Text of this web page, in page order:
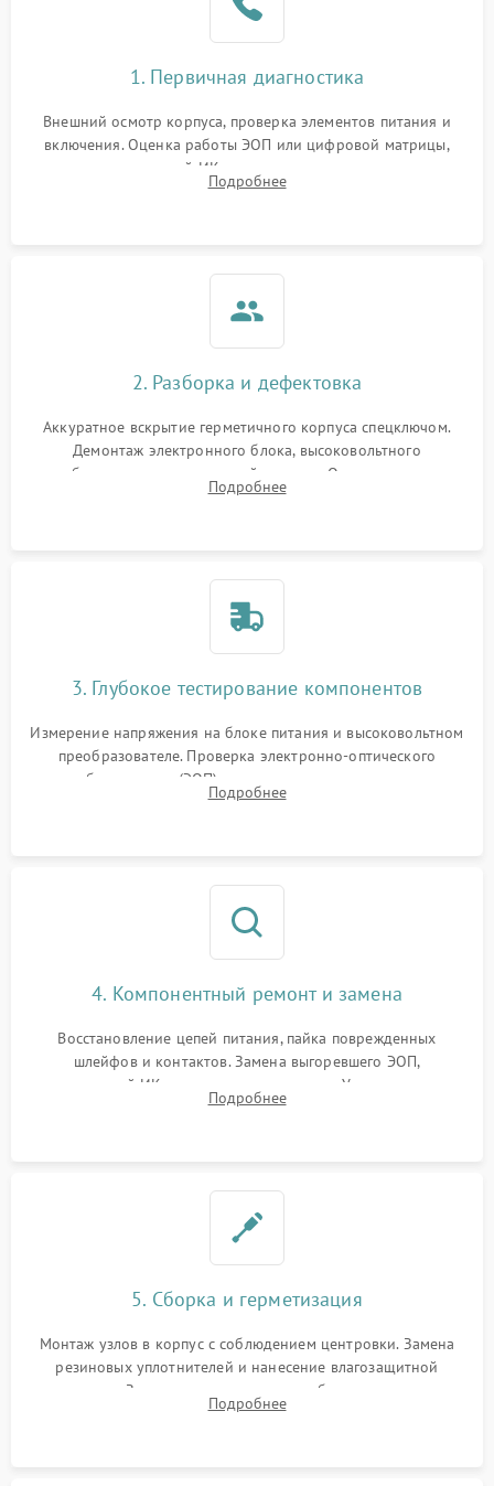
1. Первичная диагностика
Внешний осмотр корпуса, проверка элементов питания и
включения. Оценка работы ЭОП или цифровой матрицы,
проверка встроенной ИК-подсветки и механизма выверки
прицельной сетки. Выявление видимых дефектов оптики и
Подробнее
2. Разборка и дефектовка
Аккуратное вскрытие герметичного корпуса спецключом.
Демонтаж электронного блока, высоковольтного
преобразователя и оптической системы. Осмотр контактов
на окисление и проверка целостности уплотнительных
Подробнее
3. Глубокое тестирование компонентов
Измерение напряжения на блоке питания и высоковольтном
преобразователе. Проверка электронно-оптического
преобразователя (ЭОП) на стенде на предмет эмиссии,
шумов и засветок. Диагностика микросхем цифровых
Подробнее
4. Компонентный ремонт и замена
Восстановление цепей питания, пайка поврежденных
шлейфов и контактов. Замена выгоревшего ЭОП,
неисправной ИК-подсветки или матрицы. Ультразвуковая
очистка плат и удаление загрязнений с линз объектива и
Подробнее
5. Сборка и герметизация
Монтаж узлов в корпус с соблюдением центровки. Замена
резиновых уплотнителей и нанесение влагозащитной
смазки. Заполнение внутреннего объема прицела
осушенным азотом для предотвращения запотевания оптики
Подробнее